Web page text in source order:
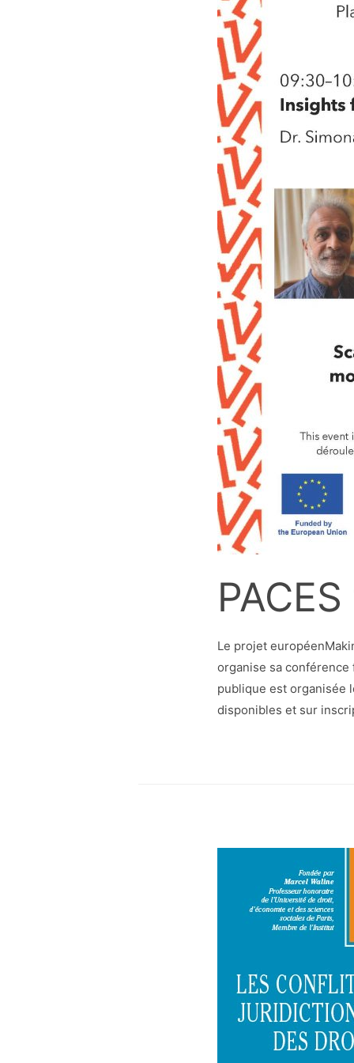
Le projet
organise sa conférence
publique est organisée
disponibles et sur